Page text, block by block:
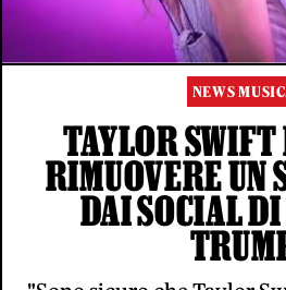
NEWS
TAYLOR
RIMUOVERE UN
DAI SOCIAL